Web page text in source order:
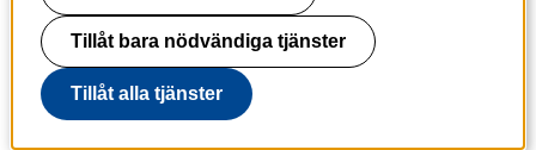
Kontakta KTH
Jobba på KTH
Press och media
Faktura och betalning KTH
Om KTH:s webbplatser
Tillåt bara nödvändiga tjänster
Tillåt alla tjänster